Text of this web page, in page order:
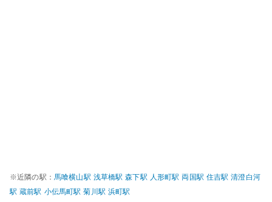
※近隣の駅： 馬喰横山駅 浅草橋駅 森下駅 人形町駅 両国駅 住吉駅 清澄白河
駅 蔵前駅 小伝馬町駅 菊川駅 浜町駅